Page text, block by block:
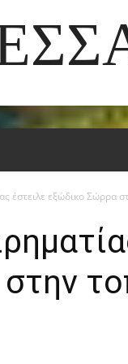
έστειλε εξώδικο Σώρρα